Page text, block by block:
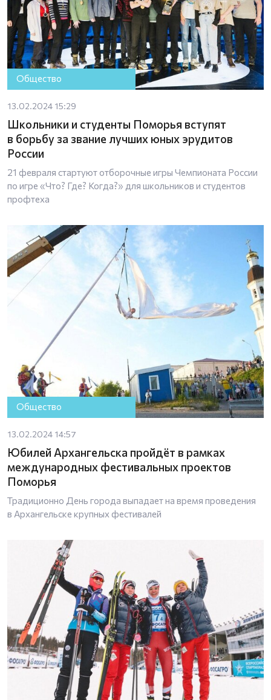
Общество
13.02.2024 15:29
Школьники и студенты Поморья вступят
в борьбу за звание лучших юных эрудитов
России
21 февраля стартуют отборочные игры Чемпионата России
по игре «Что? Где? Когда?» для школьников и студентов
профтеха
Общество
13.02.2024 14:57
Юбилей Архангельска пройдёт в рамках
международных фестивальных проектов
Поморья
Традиционно День города выпадает на время проведения
в Архангельске крупных фестивалей